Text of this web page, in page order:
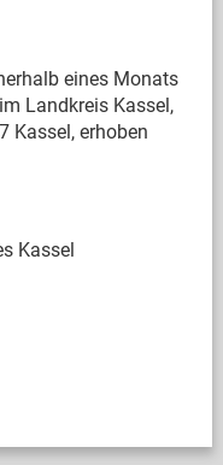
eines Monats
Landkreis Kassel,
Kassel, erhoben
Kassel